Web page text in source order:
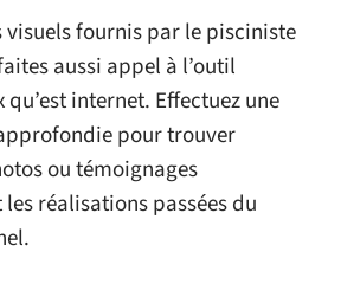
visuels fournis par le pisciniste
aussi appel à l’outil
internet. Effectuez une
pour trouver
ou témoignages
réalisations passées du